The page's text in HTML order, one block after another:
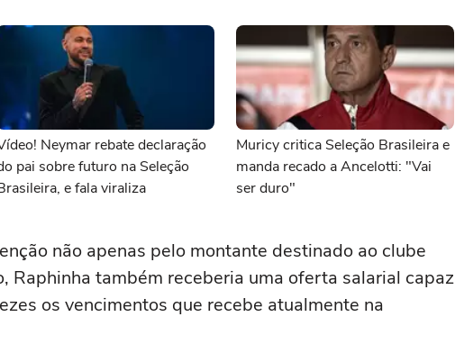
Neymar rebate declaração
pai sobre futuro na Seleção
e fala viraliza
Muricy critica Seleção Brasileira e
manda recado a Ancelotti: "Vai
ser duro"
não apenas pelo montante destinado ao clube
Raphinha também receberia uma oferta salarial capaz
os vencimentos que recebe atualmente na